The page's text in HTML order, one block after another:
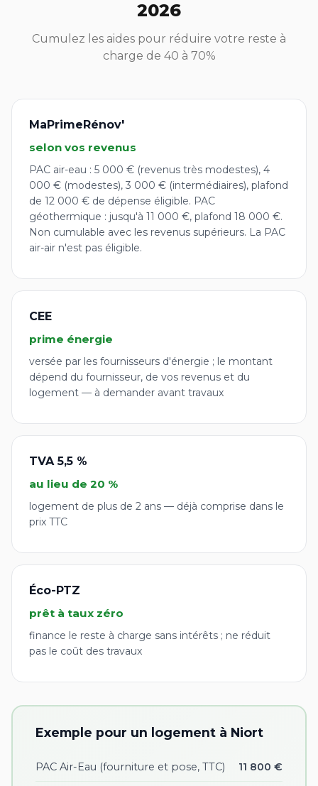
2026
Cumulez les aides pour réduire votre reste à
charge de 40 à 70%
MaPrimeRénov'
selon vos revenus
PAC air-eau : 5 000 € (revenus très modestes), 4
000 € (modestes), 3 000 € (intermédiaires), plafond
de 12 000 € de dépense éligible. PAC
géothermique : jusqu'à 11 000 €, plafond 18 000 €.
Non cumulable avec les revenus supérieurs. La PAC
air-air n'est pas éligible.
CEE
prime énergie
versée par les fournisseurs d'énergie ; le montant
dépend du fournisseur, de vos revenus et du
logement — à demander avant travaux
TVA 5,5 %
au lieu de 20 %
logement de plus de 2 ans — déjà comprise dans le
prix TTC
Éco-PTZ
prêt à taux zéro
finance le reste à charge sans intérêts ; ne réduit
pas le coût des travaux
Exemple pour un logement à Niort
PAC Air-Eau (fourniture et pose, TTC) 11 800 €